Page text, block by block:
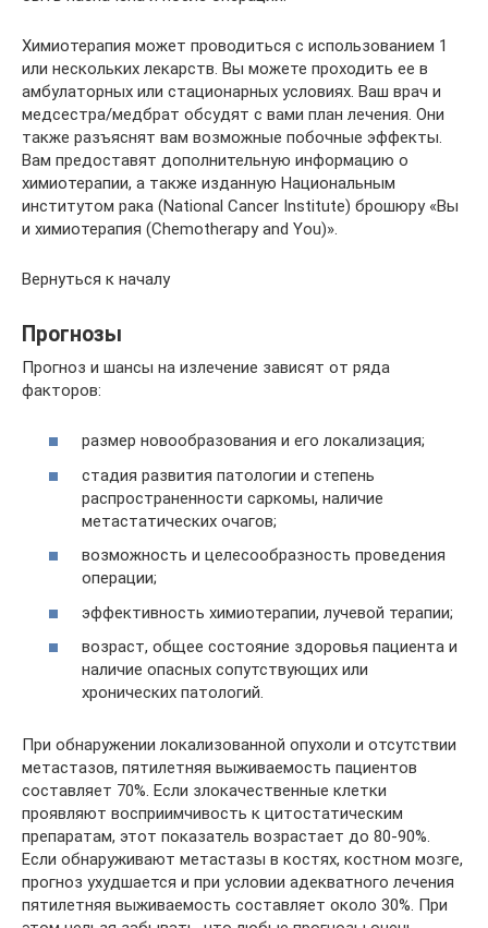
Химиотерапия может проводиться с использованием 1
или нескольких лекарств. Вы можете проходить ее в
амбулаторных или стационарных условиях. Ваш врач и
медсестра/медбрат обсудят с вами план лечения. Они
также разъяснят вам возможные побочные эффекты.
Вам предоставят дополнительную информацию о
химиотерапии, а также изданную Национальным
институтом рака (National Cancer Institute) брошюру «Вы
и химиотерапия (Chemotherapy and You)».
Вернуться к началу
Прогнозы
Прогноз и шансы на излечение зависят от ряда
факторов:
размер новообразования и его локализация;
стадия развития патологии и степень
распространенности саркомы, наличие
метастатических очагов;
возможность и целесообразность проведения
операции;
эффективность химиотерапии, лучевой терапии;
возраст, общее состояние здоровья пациента и
наличие опасных сопутствующих или
хронических патологий.
При обнаружении локализованной опухоли и отсутствии
метастазов, пятилетняя выживаемость пациентов
составляет 70%. Если злокачественные клетки
проявляют восприимчивость к цитостатическим
препаратам, этот показатель возрастает до 80-90%.
Если обнаруживают метастазы в костях, костном мозге,
прогноз ухудшается и при условии адекватного лечения
пятилетняя выживаемость составляет около 30%. При